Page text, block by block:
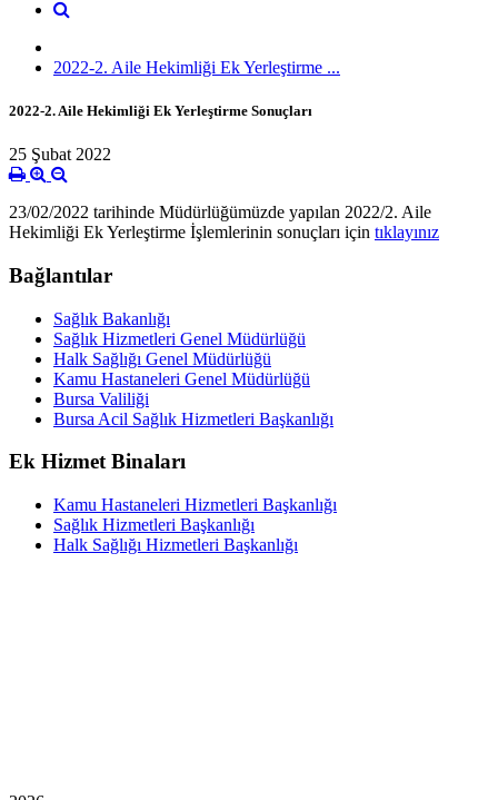
2022-2. Aile Hekimliği Ek Yerleştirme ...
2022-2. Aile Hekimliği Ek Yerleştirme Sonuçları
25 Şubat 2022
23/02/2022 tarihinde Müdürlüğümüzde yapılan 2022/2. Aile
Hekimliği Ek Yerleştirme İşlemlerinin sonuçları için tıklayınız
Bağlantılar
Sağlık Bakanlığı
Sağlık Hizmetleri Genel Müdürlüğü
Halk Sağlığı Genel Müdürlüğü
Kamu Hastaneleri Genel Müdürlüğü
Bursa Valiliği
Bursa Acil Sağlık Hizmetleri Başkanlığı
Ek Hizmet Binaları
Kamu Hastaneleri Hizmetleri Başkanlığı
Sağlık Hizmetleri Başkanlığı
Halk Sağlığı Hizmetleri Başkanlığı